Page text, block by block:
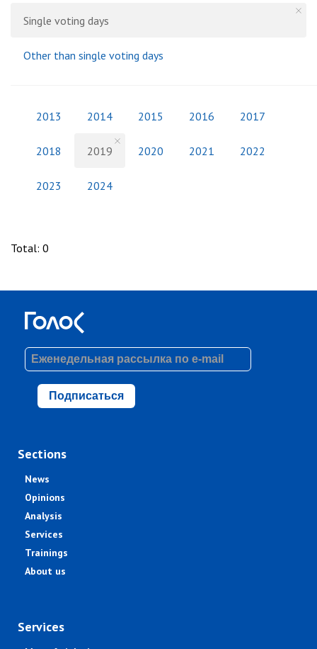
Single voting days
Other than single voting days
2013 2014 2015 2016 2017
2018 2019 2020 2021 2022
2023 2024
Total: 0
Подписаться
Sections
News
Opinions
Analysis
Services
Trainings
About us
Services